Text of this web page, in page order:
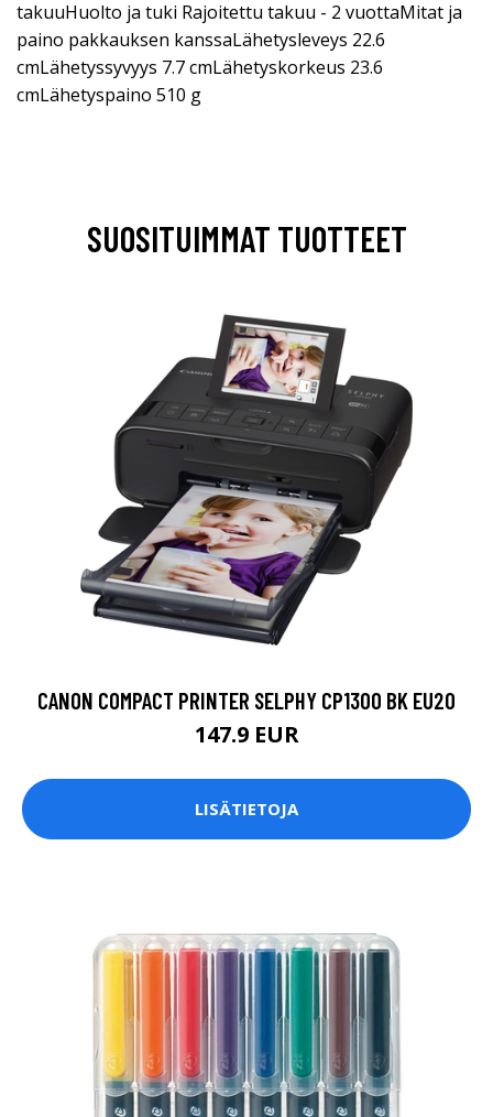
takuuHuolto ja tuki Rajoitettu takuu - 2 vuottaMitat ja
paino pakkauksen kanssaLähetysleveys 22.6
cmLähetyssyvyys 7.7 cmLähetyskorkeus 23.6
cmLähetyspaino 510 g
SUOSITUIMMAT TUOTTEET
CANON COMPACT PRINTER SELPHY CP1300 BK EU20
147.9 EUR
LISÄTIETOJA